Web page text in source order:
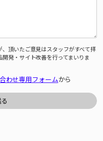
頂いたご意見はスタッフがすべて拝
発・サイト改善を行ってまいりま
わせ専用フォームから